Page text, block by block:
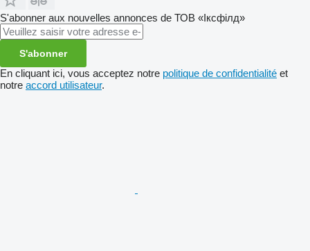
S'abonner aux nouvelles annonces de ТОВ «Іксфілд»
S'abonner
En cliquant ici, vous acceptez notre politique de confidentialité et
notre accord utilisateur.